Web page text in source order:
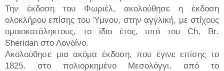
Την έκδοση του Φωριέλ, ακολούθησε η έκδοση
ολοκλήρου επίσης του Ύμνου, στην αγγλική, με στίχους
ομοιοκατάληκτους, το ίδιο έτος, υπό του Ch, Br.
Sheridan στο Λονδίνο.
Ακολούθησε μια ακόμα έκδοση, που έγινε επίσης το
1825, στο πολιορκημένο Μεσολόγγι, από το